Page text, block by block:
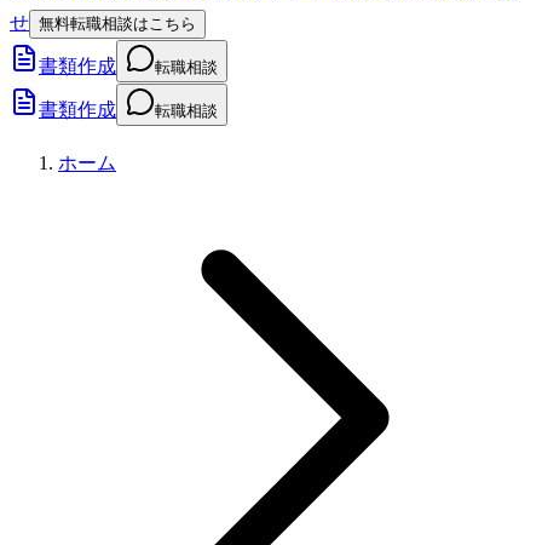
せ 無料転職相談はこちら
書類作成 転職相談
書類作成 転職相談
ホーム